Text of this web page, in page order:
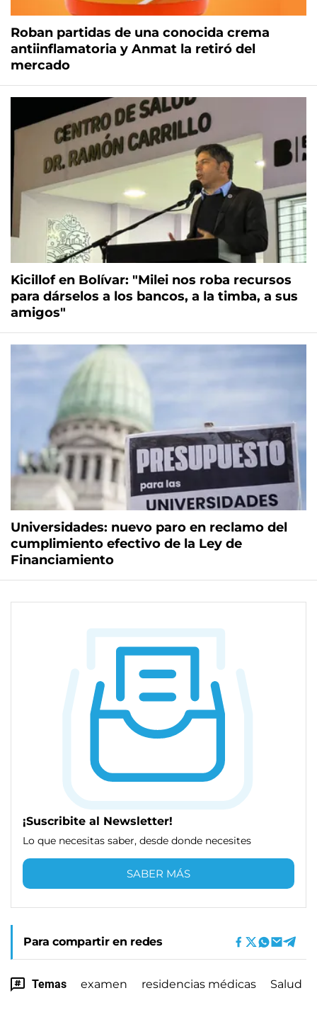
Roban partidas de una conocida crema
antiinflamatoria y Anmat la retiró del
mercado
Kicillof en Bolívar: "Milei nos roba recursos
para dárselos a los bancos, a la timba, a sus
amigos"
Universidades: nuevo paro en reclamo del
cumplimiento efectivo de la Ley de
Financiamiento
¡Suscribite al Newsletter!
Lo que necesitas saber, desde donde necesites
SABER MÁS
Para compartir en redes
Temas examen residencias médicas Salud